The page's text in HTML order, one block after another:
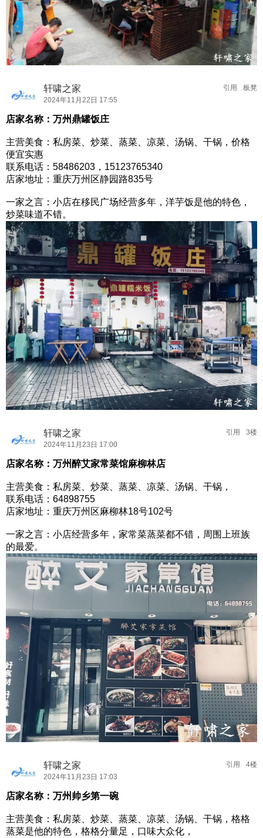
轩啸之家
2024年11月22日 17:55
引用 板凳
店家名称：万州鼎罐饭庄
主营美食：私房菜、炒菜、蒸菜、凉菜、汤锅、干锅，价格
便宜实惠
联系电话：58486203，15123765340
店家地址：重庆万州区静园路835号
一家之言：小店在移民广场经营多年，洋芋饭是他的特色，
炒菜味道不错。
轩啸之家
2024年11月23日 17:00
引用 3楼
店家名称：万州醉艾家常菜馆麻柳林店
主营美食：私房菜、炒菜、蒸菜、凉菜、汤锅、干锅，
联系电话：64898755
店家地址：重庆万州区麻柳林18号102号
一家之言：小店经营多年，家常菜蒸菜都不错，周围上班族
的最爱。
轩啸之家
2024年11月23日 17:03
引用 4楼
店家名称：万州帅乡第一碗
主营美食：私房菜、炒菜、蒸菜、凉菜、汤锅、干锅，格格
蒸菜是他的特色，格格分量足，口味大众化，